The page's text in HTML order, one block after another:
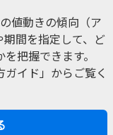
値動きの傾向（ア
間を指定して、ど
把握できます。
イド」からご覧く